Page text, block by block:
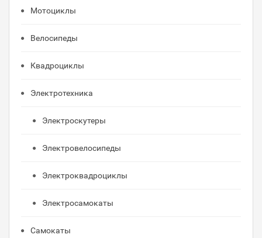
Мотоциклы
Велосипеды
Квадроциклы
Электротехника
Электроскутеры
Электровелосипеды
Электроквадроциклы
Электросамокаты
Самокаты